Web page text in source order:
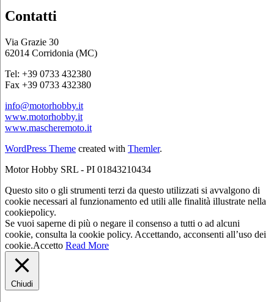
Contatti
Via Grazie 30
62014 Corridonia (MC)
Tel: +39 0733 432380
Fax +39 0733 432380
info@motorhobby.it
www.motorhobby.it
www.mascheremoto.it
WordPress Theme created with Themler.
Motor Hobby SRL - PI 01843210434
Questo sito o gli strumenti terzi da questo utilizzati si avvalgono di
cookie necessari al funzionamento ed utili alle finalità illustrate nella
cookiepolicy.
Se vuoi saperne di più o negare il consenso a tutti o ad alcuni
cookie, consulta la cookie policy. Accettando, acconsenti all’uso dei
cookie.Accetto Read More
Chiudi